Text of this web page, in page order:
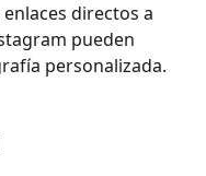
directos a
pueden
personalizada.